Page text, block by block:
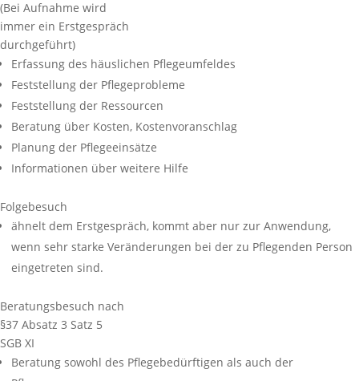
(Bei Aufnahme wird
immer ein Erstgespräch
durchgeführt)
Erfassung des häuslichen Pflegeumfeldes
Feststellung der Pflegeprobleme
Feststellung der Ressourcen
Beratung über Kosten, Kostenvoranschlag
Planung der Pflegeeinsätze
Informationen über weitere Hilfe
Folgebesuch
ähnelt dem Erstgespräch, kommt aber nur zur Anwendung,
wenn sehr starke Veränderungen bei der zu Pflegenden Person
eingetreten sind.
Beratungsbesuch nach
§37 Absatz 3 Satz 5
SGB XI
Beratung sowohl des Pflegebedürftigen als auch der